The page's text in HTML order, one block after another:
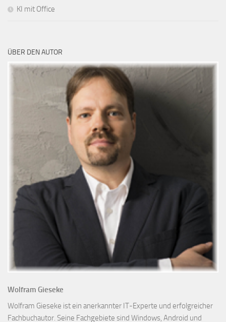
KI mit Office
ÜBER DEN AUTOR
Wolfram Gieseke
Wolfram Gieseke ist ein anerkannter IT-Experte und erfolgreicher
Fachbuchautor. Seine Fachgebiete sind Windows, Android und